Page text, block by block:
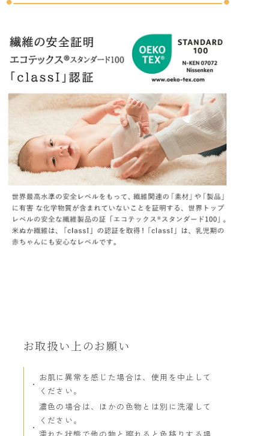
お取扱い上のお願い
お肌に異常を感じた場合は、使用を中止して
ください。
濃色の場合は、ほかの色物とは別に洗濯して
ください。